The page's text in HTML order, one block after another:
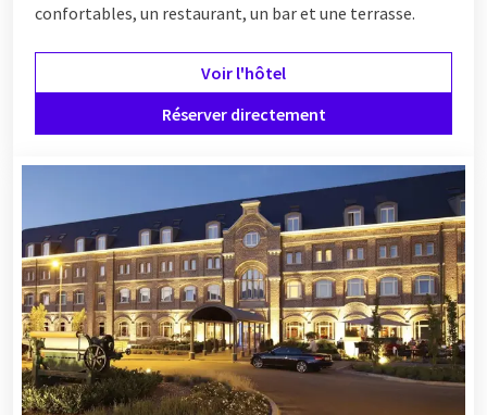
confortables, un restaurant, un bar et une terrasse.
Voir l'hôtel
Réserver directement